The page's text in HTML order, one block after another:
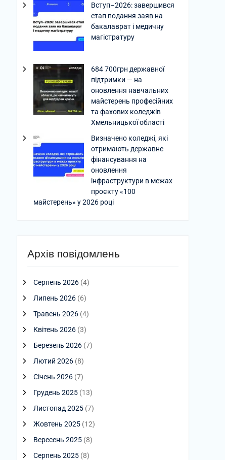
Вступ–2026: завершився
етап подання заяв на
бакалаврат і медичну
магістратуру
684 700грн державної
підтримки — на
оновлення навчальних
майстерень професійних
та фахових коледжів
Хмельницької області
Визначено коледжі, які
отримають державне
фінансування на
оновлення
інфраструктури в межах
проєкту «100
майстерень» у 2026 році
Архів повідомлень
Серпень 2026 (4)
Липень 2026 (6)
Травень 2026 (4)
Квітень 2026 (3)
Березень 2026 (7)
Лютий 2026 (8)
Січень 2026 (7)
Грудень 2025 (13)
Листопад 2025 (7)
Жовтень 2025 (12)
Вересень 2025 (8)
Серпень 2025 (8)